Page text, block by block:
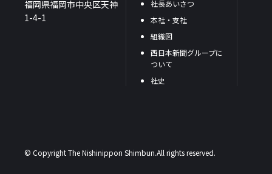
福岡県福岡市中央区天神
1-4-1
社長あいさつ
本社・支社
組織図
西日本新聞グループに
ついて
社史
© Copyright The Nishinippon Shimbun.All rights reserved.